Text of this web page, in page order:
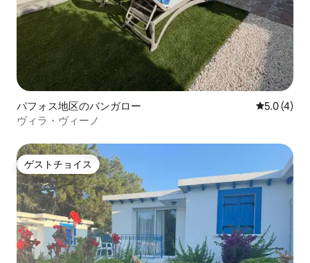
パフォス地区のバンガロー レビュー4
5.0 (4)
ヴィラ・ヴィーノ
ゲストチョイス
ゲストチョイス